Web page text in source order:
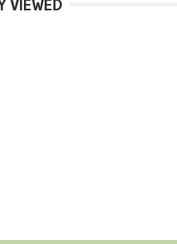
VIEWED